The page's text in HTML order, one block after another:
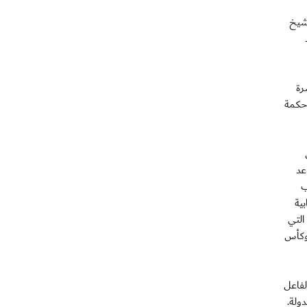
والتي انطلق مشوارها باستضافة كأس العالم للشباب 2003 وكأس العالم للأندية 2009 و2010 وكأس